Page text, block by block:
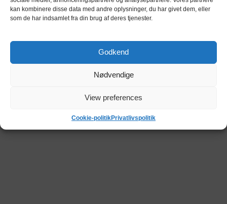
kan kombinere disse data med andre oplysninger, du har givet dem, eller
som de har indsamlet fra din brug af deres tjenester.
Godkend
Nødvendige
View preferences
Cookie-politikPrivatlivspolitik